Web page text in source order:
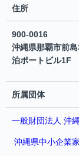
住所
900-0016
沖縄県那覇市前
泊ポートビル1F
所属団体
一般財団法人 沖
沖縄県中小企業